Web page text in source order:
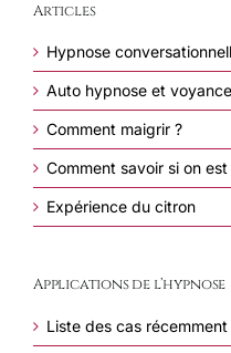
Articles
Hypnose
Auto hypnose et voyance
Comment maigrir ?
Comment savoir si on
Expérience du citron
Applications de l’hypnose
Liste des cas